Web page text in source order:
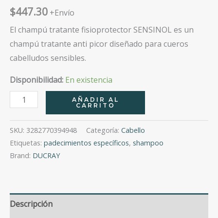
$447.30 +Envío
El champú tratante fisioprotector SENSINOL es un
champú tratante anti picor diseñado para cueros
cabelludos sensibles.
Disponibilidad: En existencia
Sensinol
Shampoo
Antipicor
200Ml
cantidad
AÑADIR AL
CARRITO
SKU: 3282770394948 Categoría: Cabello
Etiquetas: padecimientos específicos, shampoo
Brand: DUCRAY
Descripción